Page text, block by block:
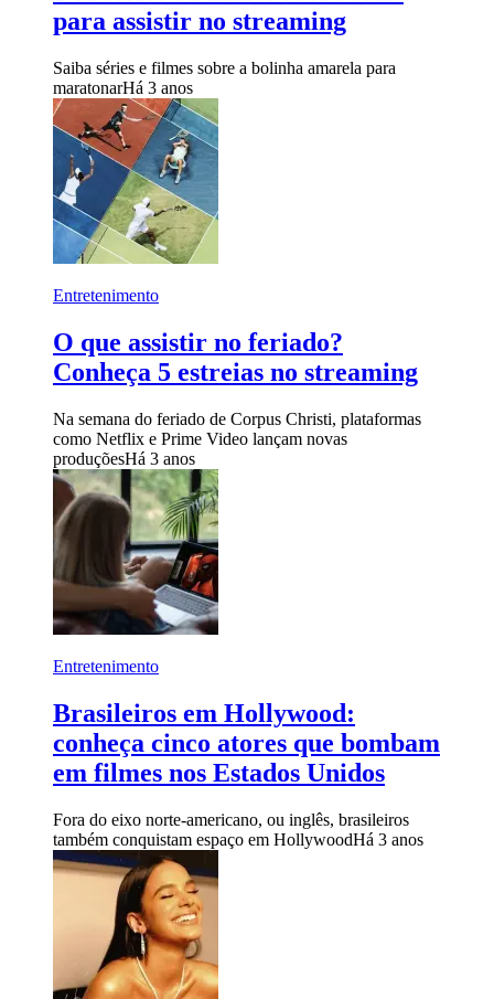
para assistir no streaming
Saiba séries e filmes sobre a bolinha amarela para
maratonarHá 3 anos
Entretenimento
O que assistir no feriado?
Conheça 5 estreias no streaming
Na semana do feriado de Corpus Christi, plataformas
como Netflix e Prime Video lançam novas
produçõesHá 3 anos
Entretenimento
Brasileiros em Hollywood:
conheça cinco atores que bombam
em filmes nos Estados Unidos
Fora do eixo norte-americano, ou inglês, brasileiros
também conquistam espaço em HollywoodHá 3 anos